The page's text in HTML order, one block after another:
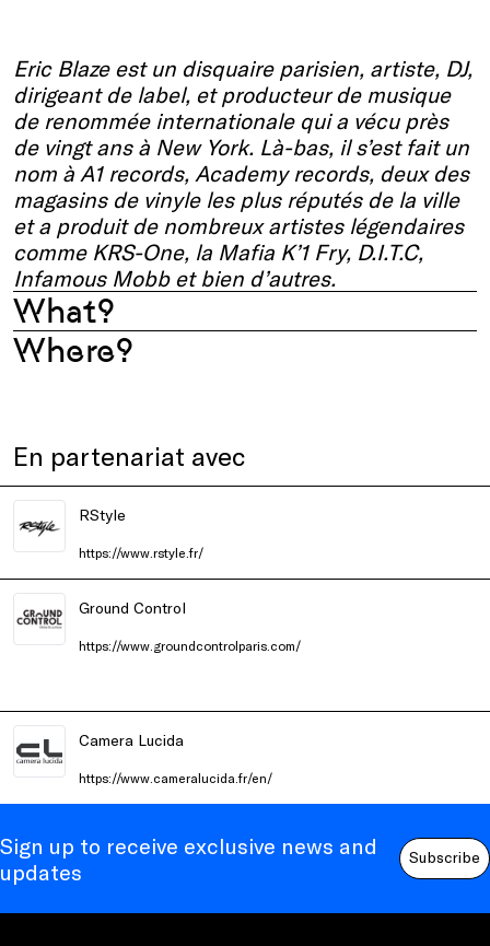
Eric Blaze est un disquaire parisien, artiste, DJ,
dirigeant de label, et producteur de musique
de renommée internationale qui a vécu près
de vingt ans à New York. Là-bas, il s’est fait un
nom à A1 records, Academy records, deux des
magasins de vinyle les plus réputés de la ville
et a produit de nombreux artistes légendaires
comme KRS-One, la Mafia K’1 Fry, D.I.T.C,
Infamous Mobb et bien d’autres.
What?
Where?
En partenariat avec
RStyle
https://www.rstyle.fr/
Ground Control
https://www.groundcontrolparis.com/
Camera Lucida
https://www.cameralucida.fr/en/
Sign up to receive exclusive news and
updates
Subscribe